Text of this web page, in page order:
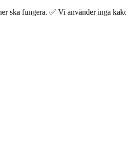
ska fungera. ✅ Vi använder inga